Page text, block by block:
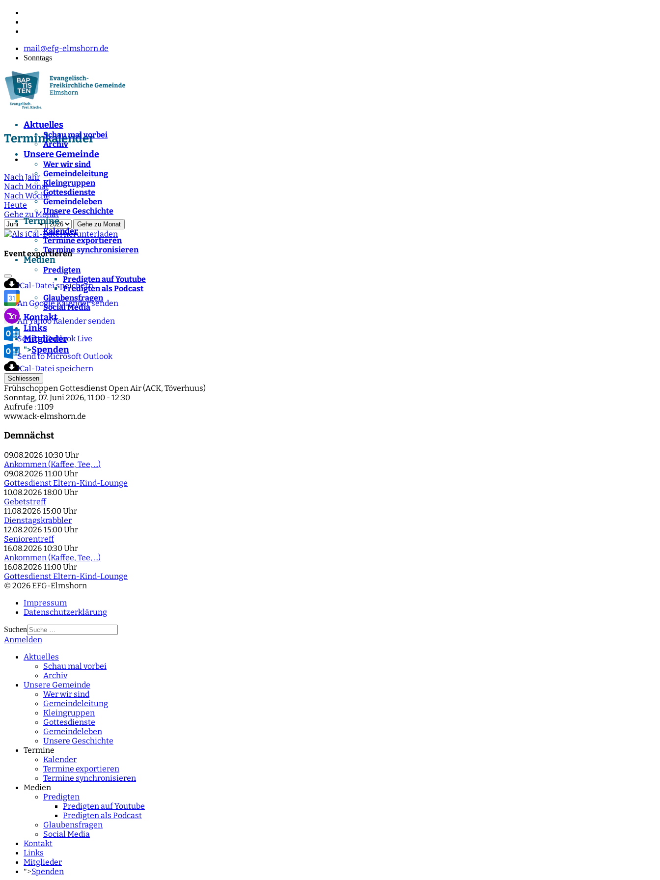
mail@efg-elmshorn.de
Sonntags
Aktuelles
Schau mal vorbei
Archiv
Unsere Gemeinde
Wer wir sind
Gemeindeleitung
Kleingruppen
Gottesdienste
Gemeindeleben
Unsere Geschichte
Termine
Kalender
Termine exportieren
Termine synchronisieren
Medien
Predigten
Predigten auf Youtube
Predigten als Podcast
Glaubensfragen
Social Media
Kontakt
Links
Mitglieder
">Spenden
Terminkalender
Nach Jahr
Nach Monat
Nach Woche
Heute
Gehe zu Monat
Gehe zu Monat
Event exportieren
iCal-Datei speichern
An Google Kalender senden
An Yahoo Kalender senden
Send to Outlook Live
Send to Microsoft Outlook
iCal-Datei speichern
Schliessen
Frühschoppen Gottesdienst Open Air (ACK, Töverhuus)
Sonntag, 07. Juni 2026, 11:00 - 12:30
Aufrufe : 1109
www.ack-elmshorn.de
Demnächst
09.08.2026 10:30 Uhr
Ankommen (Kaffee, Tee, ...)
09.08.2026 11:00 Uhr
Gottesdienst Eltern-Kind-Lounge
10.08.2026 18:00 Uhr
Gebetstreff
11.08.2026 15:00 Uhr
Dienstagskrabbler
12.08.2026 15:00 Uhr
Seniorentreff
16.08.2026 10:30 Uhr
Ankommen (Kaffee, Tee, ...)
16.08.2026 11:00 Uhr
Gottesdienst Eltern-Kind-Lounge
© 2026 EFG-Elmshorn
Impressum
Datenschutzerklärung
Suchen
Type 2 or more
Anmelden
Aktuelles
Schau mal vorbei
Archiv
Unsere Gemeinde
Wer wir sind
Gemeindeleitung
Kleingruppen
Gottesdienste
Gemeindeleben
Unsere Geschichte
Termine
Kalender
Termine exportieren
Termine synchronisieren
Medien
Predigten
Predigten auf Youtube
Predigten als Podcast
Glaubensfragen
Social Media
Kontakt
Links
Mitglieder
">Spenden